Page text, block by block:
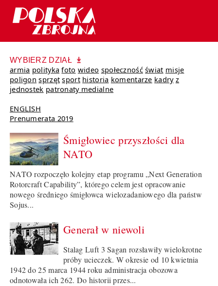
WYBIERZ DZIAŁ
armia polityka foto wideo społeczność świat misje
poligon sprzęt sport historia komentarze kadry z
jednostek patronaty medialne
ENGLISH
Prenumerata 2019
Śmigłowiec przyszłości dla
NATO
NATO rozpoczęło kolejny etap programu „Next Generation
Rotorcraft Capability”, którego celem jest opracowanie
nowego średniego śmigłowca wielozadaniowego dla państw
Sojus...
Generał w niewoli
Stalag Luft 3 Sagan rozsławiły wielokrotne
próby ucieczek. W okresie od 10 kwietnia
1942 do 25 marca 1944 roku administracja obozowa
odnotowała ich 262. Do historii przes...